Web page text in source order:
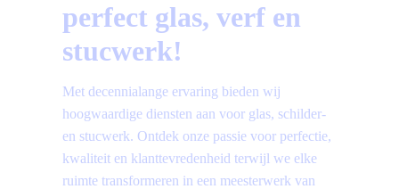
perfect glas, verf en
stucwerk!
Met decennialange ervaring bieden wij
hoogwaardige diensten aan voor glas, schilder-
en stucwerk. Ontdek onze passie voor perfectie,
kwaliteit en klanttevredenheid terwijl we elke
ruimte transformeren in een meesterwerk van